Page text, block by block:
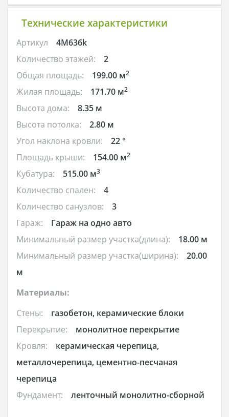
Технические характеристики
Артикул
4M636k
Количество этажей:
2
Общая площадь:
199.00 м2
Жилая площадь: 171.70 м2
Высота дома:
8.35 м
Высота потолка:
2.80 м
Угол наклона кровли:
22 °
Площадь крыши:
154.00 м2
Кубатура: 515.00 м3
Количество спален:
4
Количество санузлов:
3
Гараж:
Гараж на одно авто
Минимальный размер участка(длина):
18.00 м
Минимальный размер участка(ширина):
20.00
м
Материалы:
Стены:
газобетон, керамические блоки
Перекрытие:
монолитное перекрытие
Кровля:
керамическая черепица,
металлочерепица, цементно-песчаная
черепица
Фундамент:
ленточный монолитно-сборной